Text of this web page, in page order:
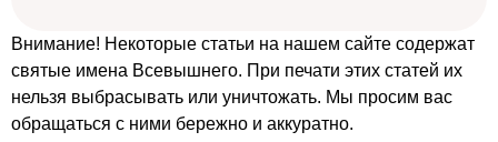
Внимание! Некоторые статьи на нашем сайте содержат
святые имена Всевышнего. При печати этих статей их
нельзя выбрасывать или уничтожать. Мы просим вас
обращаться с ними бережно и аккуратно.